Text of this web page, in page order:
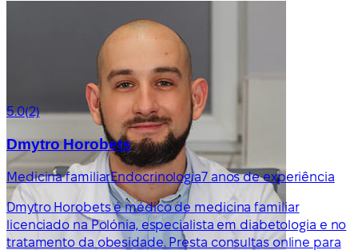
5.0(2)
Dmytro Horobets
Medicina familiarEndocrinologia7 anos de experiência
Dmytro Horobets é médico de medicina familiar
licenciado na Polónia, especialista em diabetologia e no
tratamento da obesidade. Presta consultas online para